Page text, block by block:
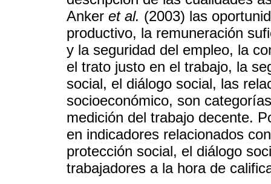
Anker et al. (2003) las
productivo, la remuneración
y la seguridad del empleo, la
el trato justo en el trabajo, la
social, el diálogo social, las
socioeconómico, son
medición del trabajo decente.
en indicadores relacionados
protección social, el diálogo
trabajadores a la hora de